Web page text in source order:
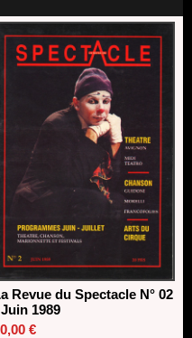
: les lauréats 2026
Revue du Spectacle N° 02
1989
€